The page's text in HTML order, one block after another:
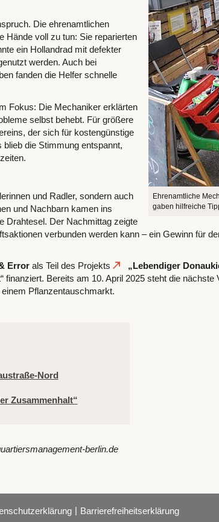
Ehrenamtliche
gaben hilfreiche
Die ehrenamtlichen
Hände voll zu tun: Sie reparierten
ein Hollandrad mit defekter
werden. Auch bei
fanden die Helfer schnelle
Fokus: Die Mechaniker erklärten
selbst behebt. Für größere
der sich für kostengünstige
die Stimmung entspannt,
und Radler, sondern auch
und Nachbarn kamen ins
Drahtesel. Der Nachmittag zeigte
verbunden werden kann – ein Gewinn für
Error als Teil des Projekts „Lebendiger
Bereits am 10. April 2025 steht die nächste
Pflanzentauschmarkt.
Nord
Zusammenhalt“
berlin.de
| Barrierefreiheitserklärung